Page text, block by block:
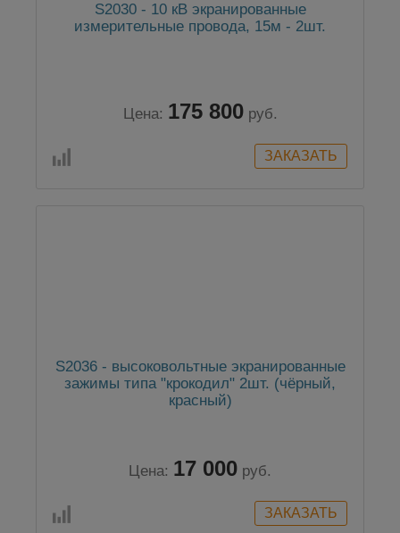
S2030 - 10 кВ экранированные
измерительные провода, 15м - 2шт.
Цена: 175 800 руб.
S2036 - высоковольтные экранированные
зажимы типа "крокодил" 2шт. (чёрный,
красный)
Цена: 17 000 руб.